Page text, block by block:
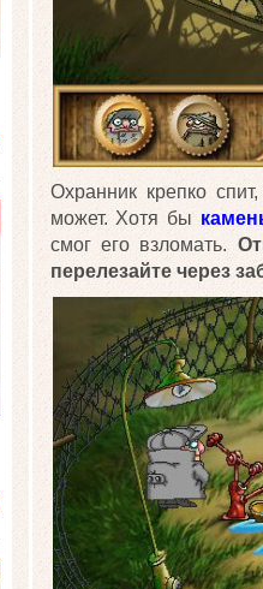
Охранник крепко
может. Хотя бы
смог его взломать.
перелезайте через